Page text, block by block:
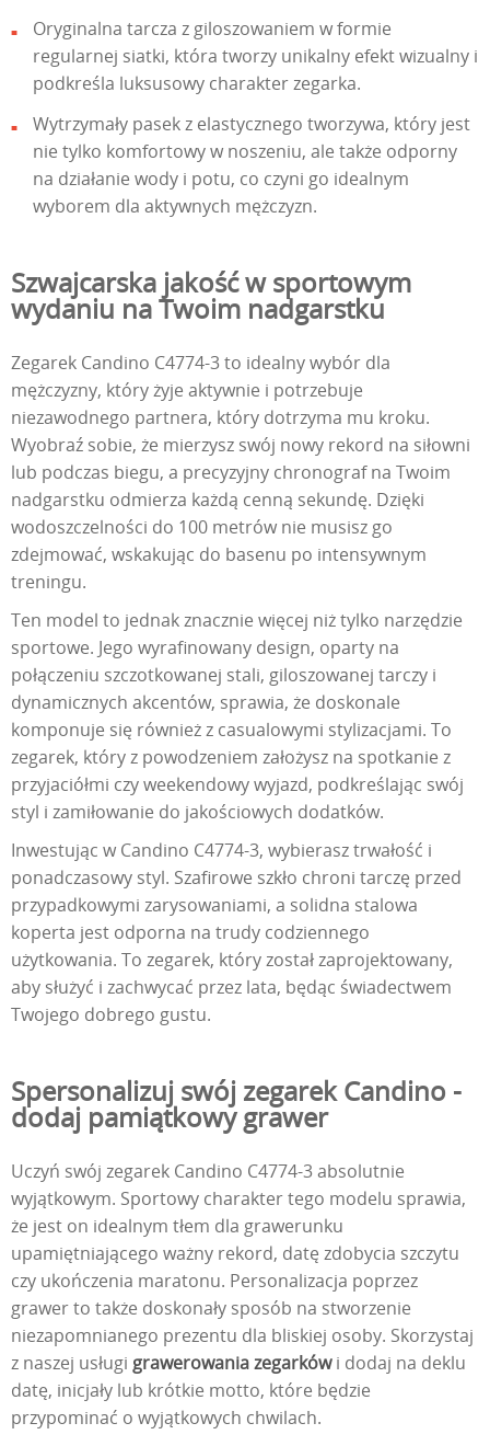
Oryginalna tarcza z giloszowaniem w formie
regularnej siatki, która tworzy unikalny efekt wizualny i
podkreśla luksusowy charakter zegarka.
Wytrzymały pasek z elastycznego tworzywa, który jest
nie tylko komfortowy w noszeniu, ale także odporny
na działanie wody i potu, co czyni go idealnym
wyborem dla aktywnych mężczyzn.
Szwajcarska jakość w sportowym
wydaniu na Twoim nadgarstku
Zegarek Candino C4774-3 to idealny wybór dla
mężczyzny, który żyje aktywnie i potrzebuje
niezawodnego partnera, który dotrzyma mu kroku.
Wyobraź sobie, że mierzysz swój nowy rekord na siłowni
lub podczas biegu, a precyzyjny chronograf na Twoim
nadgarstku odmierza każdą cenną sekundę. Dzięki
wodoszczelności do 100 metrów nie musisz go
zdejmować, wskakując do basenu po intensywnym
treningu.
Ten model to jednak znacznie więcej niż tylko narzędzie
sportowe. Jego wyrafinowany design, oparty na
połączeniu szczotkowanej stali, giloszowanej tarczy i
dynamicznych akcentów, sprawia, że doskonale
komponuje się również z casualowymi stylizacjami. To
zegarek, który z powodzeniem założysz na spotkanie z
przyjaciółmi czy weekendowy wyjazd, podkreślając swój
styl i zamiłowanie do jakościowych dodatków.
Inwestując w Candino C4774-3, wybierasz trwałość i
ponadczasowy styl. Szafirowe szkło chroni tarczę przed
przypadkowymi zarysowaniami, a solidna stalowa
koperta jest odporna na trudy codziennego
użytkowania. To zegarek, który został zaprojektowany,
aby służyć i zachwycać przez lata, będąc świadectwem
Twojego dobrego gustu.
Spersonalizuj swój zegarek Candino -
dodaj pamiątkowy grawer
Uczyń swój zegarek Candino C4774-3 absolutnie
wyjątkowym. Sportowy charakter tego modelu sprawia,
że jest on idealnym tłem dla grawerunku
upamiętniającego ważny rekord, datę zdobycia szczytu
czy ukończenia maratonu. Personalizacja poprzez
grawer to także doskonały sposób na stworzenie
niezapomnianego prezentu dla bliskiej osoby. Skorzystaj
z naszej usługi grawerowania zegarkówi dodaj na deklu
datę, inicjały lub krótkie motto, które będzie
przypominać o wyjątkowych chwilach.